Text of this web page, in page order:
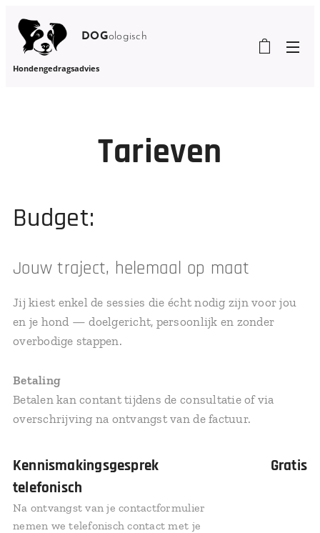
DOGologisch
Hondengedragsadvies
Tarieven
Budget:
Jouw traject, helemaal op maat
Jij kiest enkel de sessies die écht nodig zijn voor jou
en je hond — doelgericht, persoonlijk en zonder
overbodige stappen.
Betaling
Betalen kan contant tijdens de consultatie of via
overschrijving na ontvangst van de factuur.
Kennismakingsgesprek
telefonisch
Na ontvangst van je contactformulier
nemen we telefonisch contact met je
Gratis